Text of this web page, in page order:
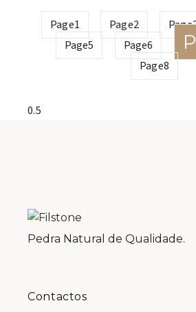
Page1 Page2 Page
Page5 Page6
Page8
Pedra Natural de Qualidade.
Contactos